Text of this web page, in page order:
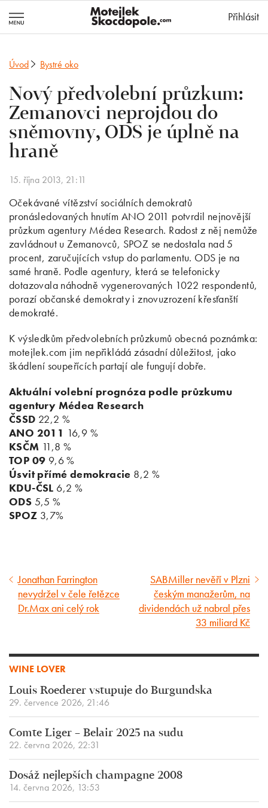
Přihlásit
Úvod Bystré oko
Nový předvolební průzkum:
Zemanovci neprojdou do
sněmovny, ODS je úplně na
hraně
15. října 2013, 21:11
Očekávané vítězství sociálních demokratů
pronásledovaných hnutím ANO 2011 potvrdil nejnovější
průzkum agentury Médea Research. Radost z něj nemůže
zavládnout u Zemanovců, SPOZ se nedostala nad 5
procent, zaručujících vstup do parlamentu. ODS je na
samé hraně. Podle agentury, která se telefonicky
dotazovala náhodně vygenerovaných 1022 respondentů,
porazí občanské demokraty i znovuzrození křesťanští
demokraté.
K výsledkům předvolebních průzkumů obecná poznámka:
motejlek.com jim nepřikládá zásadní důležitost, jako
škádlení soupeřících partají ale fungují dobře.
Aktuální volební prognóza podle průzkumu
agentury Médea Research
ČSSD 22,2 %
ANO 2011 16,9 %
KSČM 11,8 %
TOP 09 9,6 %
Úsvit přímé demokracie 8,2 %
KDU-ČSL 6,2 %
ODS 5,5 %
SPOZ 3,7%
Předcházející
článek
Jonathan Farrington
nevydržel v čele řetězce
Dr.Max ani celý rok
Následující
článek
SABMiller nevěří v Plzni
českým manažerům, na
dividendách už nabral přes
33 miliard Kč
WINE LOVER
Louis Roederer vstupuje do Burgundska
29. července 2026, 21:46
Comte Liger – Belair 2025 na sudu
22. června 2026, 22:31
Dosáž nejlepších champagne 2008
14. června 2026, 13:53